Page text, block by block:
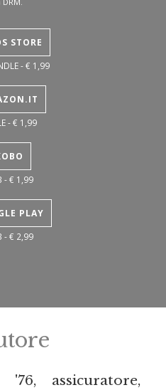
STORE
- € 1,99
- € 1,99
- € 1,99
PLAY
- € 2,99
'76, assicuratore,